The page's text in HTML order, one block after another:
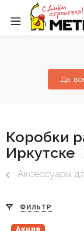
Да,
Коробки
Иркутске
Аксессуары
ФИЛЬТР
Акция